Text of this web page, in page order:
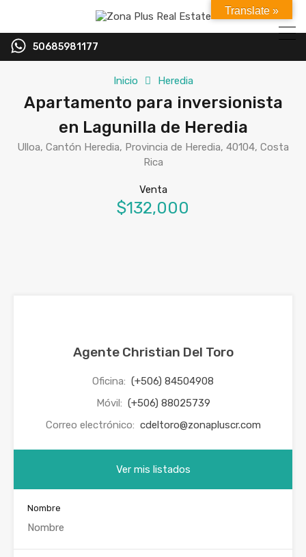
50685981177
Inicio Heredia
Apartamento para inversionista
en Lagunilla de Heredia
Ulloa, Cantón Heredia, Provincia de Heredia, 40104, Costa
Rica
Venta
$132,000
Agente Christian Del Toro
Oficina: (+506) 84504908
Móvil: (+506) 88025739
Correo electrónico: cdeltoro@zonapluscr.com
Ver mis listados
Nombre
Translate »